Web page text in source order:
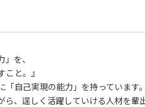
を、
。』
自己実現の能力」を持っています
、逞しく活躍していける人材を輩